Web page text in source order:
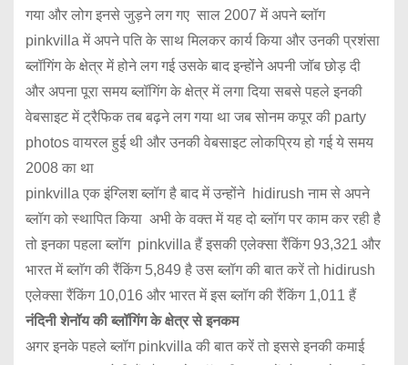
गया और लोग इनसे जुड़ने लग गए साल 2007 में अपने ब्लॉग
pinkvilla में अपने पति के साथ मिलकर कार्य किया और उनकी प्रशंसा
ब्लॉगिंग के क्षेत्र में होने लग गई उसके बाद इन्होंने अपनी जॉब छोड़ दी
और अपना पूरा समय ब्लॉगिंग के क्षेत्र में लगा दिया सबसे पहले इनकी
वेबसाइट में ट्रैफिक तब बढ़ने लग गया था जब सोनम कपूर की party
photos वायरल हुई थी और उनकी वेबसाइट लोकप्रिय हो गई ये समय
2008 का था
pinkvilla एक इंग्लिश ब्लॉग है बाद में उन्होंने hidirush नाम से अपने
ब्लॉग को स्थापित किया अभी के वक्त में यह दो ब्लॉग पर काम कर रही है
तो इनका पहला ब्लॉग pinkvilla हैं इसकी एलेक्सा रैंकिंग 93,321 और
भारत में ब्लाॅग की रैंकिंग 5,849 है उस ब्लॉग की बात करें तो hidirush
एलेक्सा रैंकिंग 10,016 और भारत में इस ब्लॉग की रैंकिंग 1,011 हैं
नंदिनी शेनॉय की ब्लॉगिंग के क्षेत्र से इनकम
अगर इनके पहले ब्लॉग pinkvilla की बात करें तो इससे इनकी कमाई